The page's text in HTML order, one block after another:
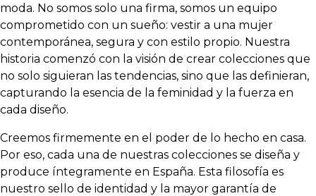
moda. No somos solo una firma, somos un equipo
comprometido con un sueño: vestir a una mujer
contemporánea, segura y con estilo propio. Nuestra
historia comenzó con la visión de crear colecciones que
no solo siguieran las tendencias, sino que las definieran,
capturando la esencia de la feminidad y la fuerza en
cada diseño.
Creemos firmemente en el poder de lo hecho en casa.
Por eso, cada una de nuestras colecciones se diseña y
produce íntegramente en España. Esta filosofía es
nuestro sello de identidad y la mayor garantía de